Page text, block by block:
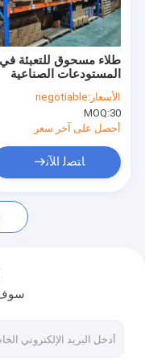
معلومات عنا
جولة في المصنع
مراقبة الجودة
اتصل بنا
أخبار
اطلب عرض أسعار
رفوف المستودعات
رف تخزين
طلاء مسحوق للتعبئة في
المستودعات الصناعية
الثقيلة
الأسعار:negotiable
MOQ:30
أحصل على آخر سعر
ﺎﺘﺼﻟ ﺍﻶﻧ
سوف